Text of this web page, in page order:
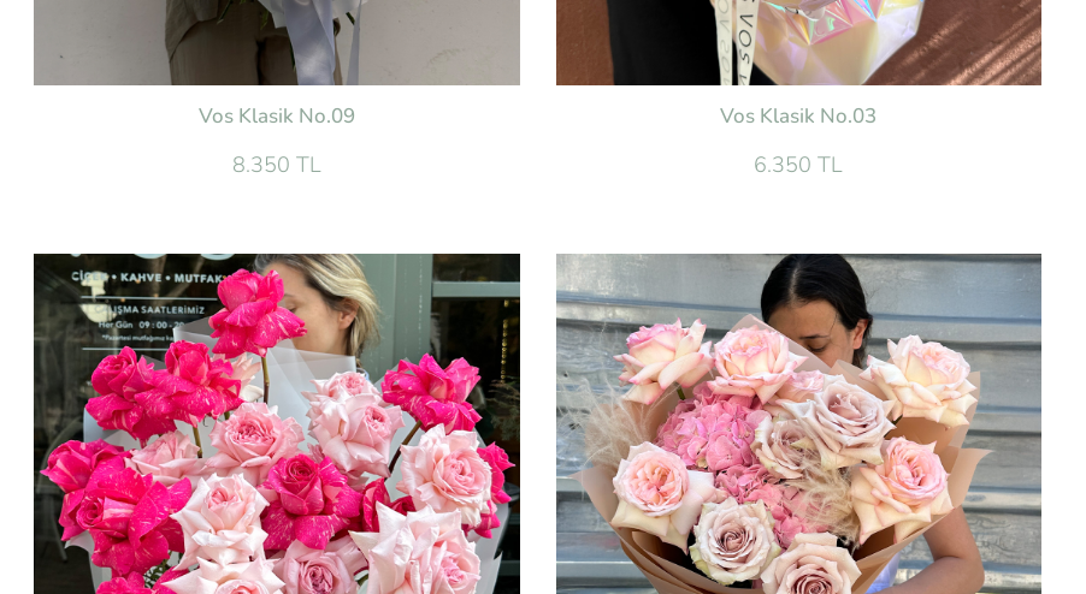
Vos Klasik No.09
8.350 TL
Vos Klasik No.03
6.350 TL